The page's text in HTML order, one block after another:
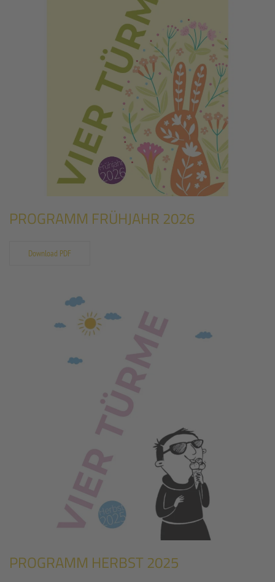
PROGRAMM FRÜHJAHR 2026
Download PDF
PROGRAMM HERBST 2025